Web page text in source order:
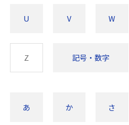
U V W
Z 記号・数字
あ か さ